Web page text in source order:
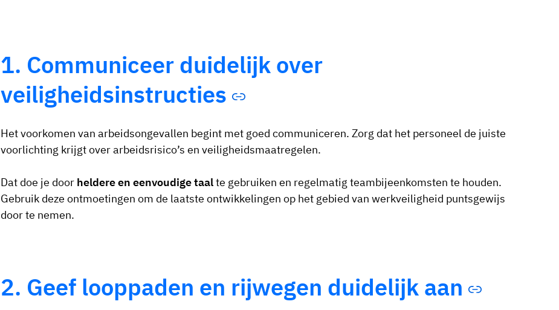
1. Communiceer duidelijk over
veiligheidsinstructies
Het voorkomen van arbeidsongevallen begint met goed communiceren. Zorg dat het personeel de juiste
voorlichting krijgt over arbeidsrisico’s en veiligheidsmaatregelen.
Dat doe je door heldere en eenvoudige taalte gebruiken en regelmatig teambijeenkomsten te houden.
Gebruik deze ontmoetingen om de laatste ontwikkelingen op het gebied van werkveiligheid puntsgewijs
door te nemen.
2. Geef looppaden en rijwegen duidelijk aan